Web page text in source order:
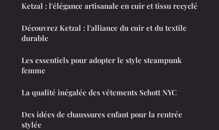
Ketzal : l'élégance artisanale en cuir et tissu recyclé
Découvrez Ketzal : l'alliance du cuir et du textile
durable
Les essentiels pour adopter le style steampunk
femme
La qualité inégalée des vêtements Schott NYC
Des idées de chaussures enfant pour la rentrée
stylée